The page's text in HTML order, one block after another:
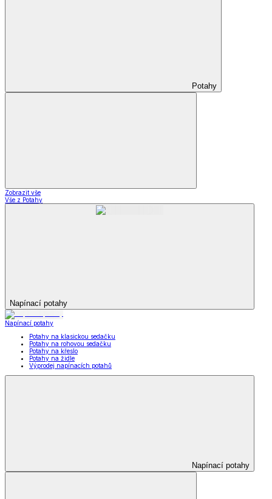
Potahy
Zobrazit vše
Vše z Potahy
Napínací potahy
Napínací potahy
Potahy na klasickou sedačku
Potahy na rohovou sedačku
Potahy na křeslo
Potahy na židle
Výprodej napínacích potahů
Napínací potahy